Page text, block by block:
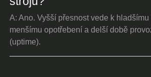
A: Ano. Vyšší přesnost vede k hladšímu
menšímu opotřebení a delší době
(uptime).